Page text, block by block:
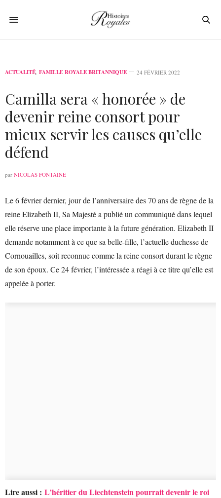
ACTUALITÉ, FAMILLE ROYALE BRITANNIQUE 24 FÉVRIER 2022
Camilla sera « honorée » de
devenir reine consort pour
mieux servir les causes qu’elle
défend
par NICOLAS FONTAINE
Le 6 février dernier, jour de l’anniversaire des 70 ans de règne de la
reine Elizabeth II, Sa Majesté a publié un communiqué dans lequel
elle réserve une place importante à la future génération. Elizabeth II
demande notamment à ce que sa belle-fille, l’actuelle duchesse de
Cornouailles, soit reconnue comme la reine consort durant le règne
de son époux. Ce 24 février, l’intéressée a réagi à ce titre qu’elle est
appelée à porter.
Lire aussi : L’héritier du Liechtenstein pourrait devenir le roi